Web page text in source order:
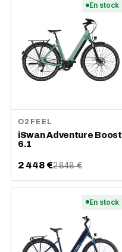
En stock
O2FEEL
iSwan Adventure Boost
6.1
2 448 €2 848 €
En stock